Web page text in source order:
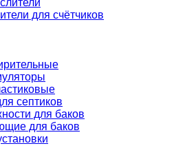
для счётчиков
септиков
для баков
для баков